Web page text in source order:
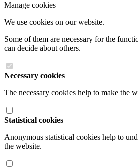
Manage cookies
We use cookies on our website.
Some of them are necessary for the
can decide about others.
Necessary cookies
The necessary cookies help to make the
Statistical cookies
Anonymous statistical cookies help to
the website.